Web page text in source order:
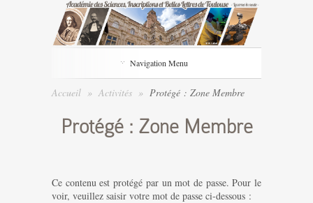
Navigation Menu
Accueil » Activités » Protégé : Zone Membre
Protégé : Zone Membre
Ce contenu est protégé par un mot de passe. Pour le
voir, veuillez saisir votre mot de passe ci-dessous :